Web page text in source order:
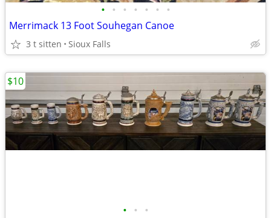
• • • • • • •
Merrimack 13 Foot Souhegan Canoe
3 t sitten Sioux Falls
• • •
$10